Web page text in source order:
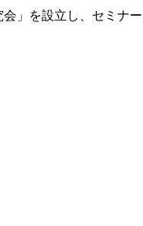
」を設立し、セミナ